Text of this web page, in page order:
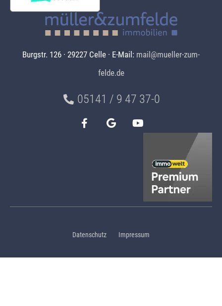
Burgstr. 126 · 29227 Celle · E-Mail: mail@mueller-zum-
felde.de
05141 / 9 47 37-0
Datenschutz Impressum